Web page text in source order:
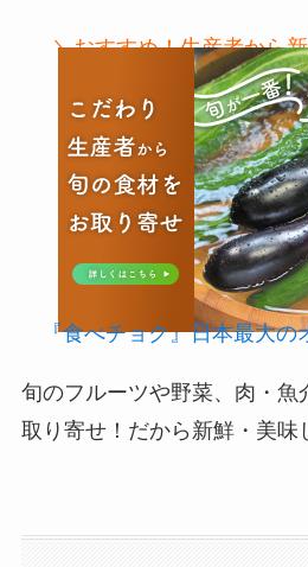
＼おすすめ！生産者から
『食べチョク』日本最大の
旬のフルーツや野菜、肉・魚
取り寄せ！だから新鮮・美味